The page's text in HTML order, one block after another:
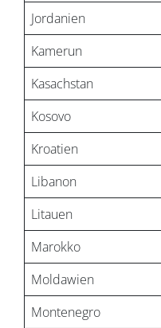
Jordanien
Kamerun
Kasachstan
Kosovo
Kroatien
Libanon
Litauen
Marokko
Moldawien
Montenegro